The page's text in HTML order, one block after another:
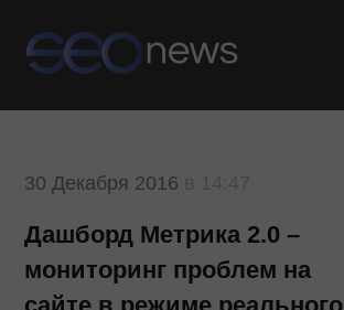
30 Декабря 2016
Дашборд Метрика 2.0 –
мониторинг проблем на